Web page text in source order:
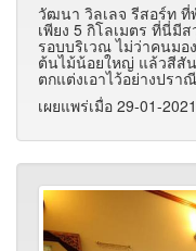
วัฒนา วิลเลจ รีสอร์ท ที่
เพียง 5 กิโลเมตร ที่นี่มี
รอบบริเวณ ไม่ว่าคนมอ
ต้นไม้น้อยใหญ่ แล้วสีสั
ตกแต่งเอาไว้อย่างปรา
เผยแพร่เมื่อ 29-01-